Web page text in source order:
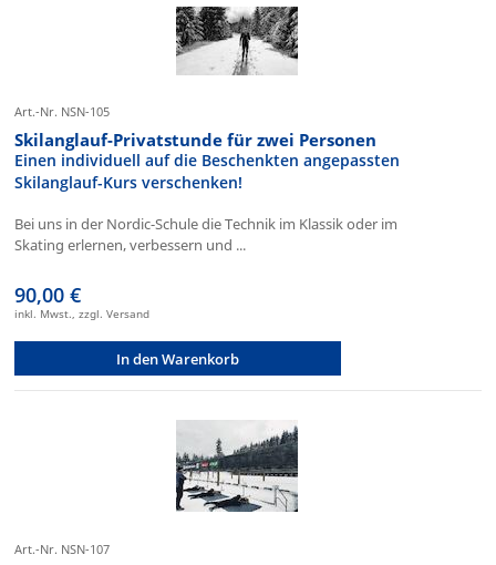
Art.-Nr. NSN-105
Skilanglauf-Privatstunde für zwei Personen
Einen individuell auf die Beschenkten angepassten
Skilanglauf-Kurs verschenken!
Bei uns in der Nordic-Schule die Technik im Klassik oder im
Skating erlernen, verbessern und ...
90,00 €
inkl. Mwst., zzgl. Versand
In den Warenkorb
Art.-Nr. NSN-107